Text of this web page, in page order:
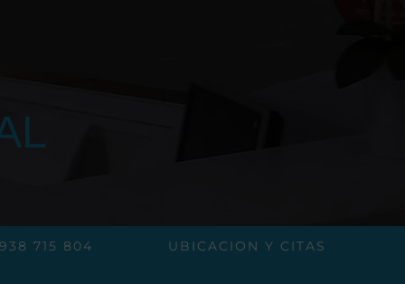
938 715 804 UBICACION Y CITAS